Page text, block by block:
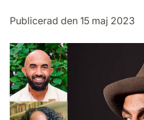
Publicerad den 15 maj 2023